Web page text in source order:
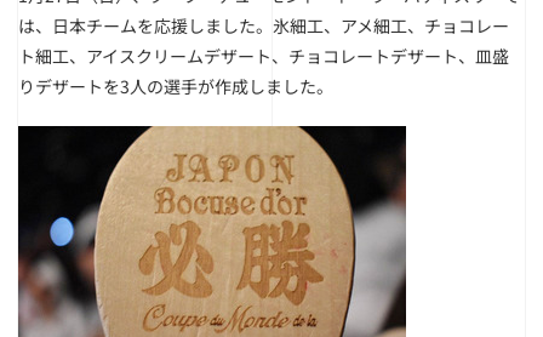
は、日本チームを応援しました。氷細工、アメ細工、チョコレー
ト細工、アイスクリームデザート、チョコレートデザート、皿盛
りデザートを3人の選手が作成しました。